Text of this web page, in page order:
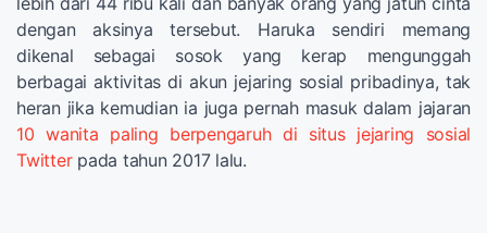
dengan aksinya tersebut. Haruka sendiri memang
dikenal sebagai sosok yang kerap mengunggah
berbagai aktivitas di akun jejaring sosial pribadinya, tak
heran jika kemudian ia juga pernah masuk dalam jajaran
10 wanita paling berpengaruh di situs jejaring sosial
Twitterpada tahun 2017 lalu.